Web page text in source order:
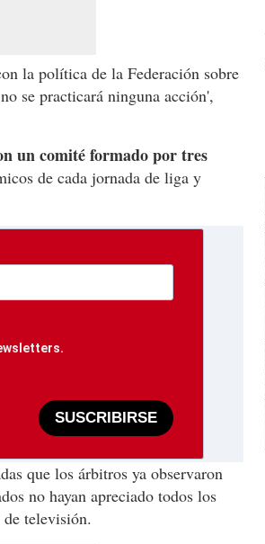
la política de la Federación sobre
se practicará ninguna acción',
un comité formado por tres
de cada jornada de liga y
SUSCRIBIRSE
que los árbitros ya observaron
no hayan apreciado todos los
televisión.